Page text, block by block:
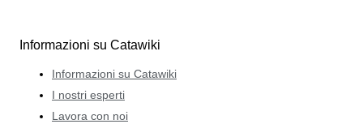
Informazioni su Catawiki
Informazioni su Catawiki
I nostri esperti
Lavora con noi